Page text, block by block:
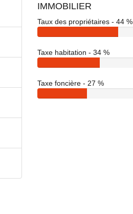
IMMOBILIER
Taux des propriétaires - 44 %
Taxe habitation - 34 %
Taxe foncière - 27 %